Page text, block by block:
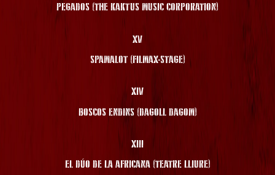
PEGADOS (THE KAKTUS MUSIC CORPORATION)
XV
SPAMALOT (FILMAX-STAGE)
XIV
BOSCOS ENDINS (DAGOLL DAGOM)
XIII
EL DÚO DE LA AFRICANA (TEATRE LLIURE)